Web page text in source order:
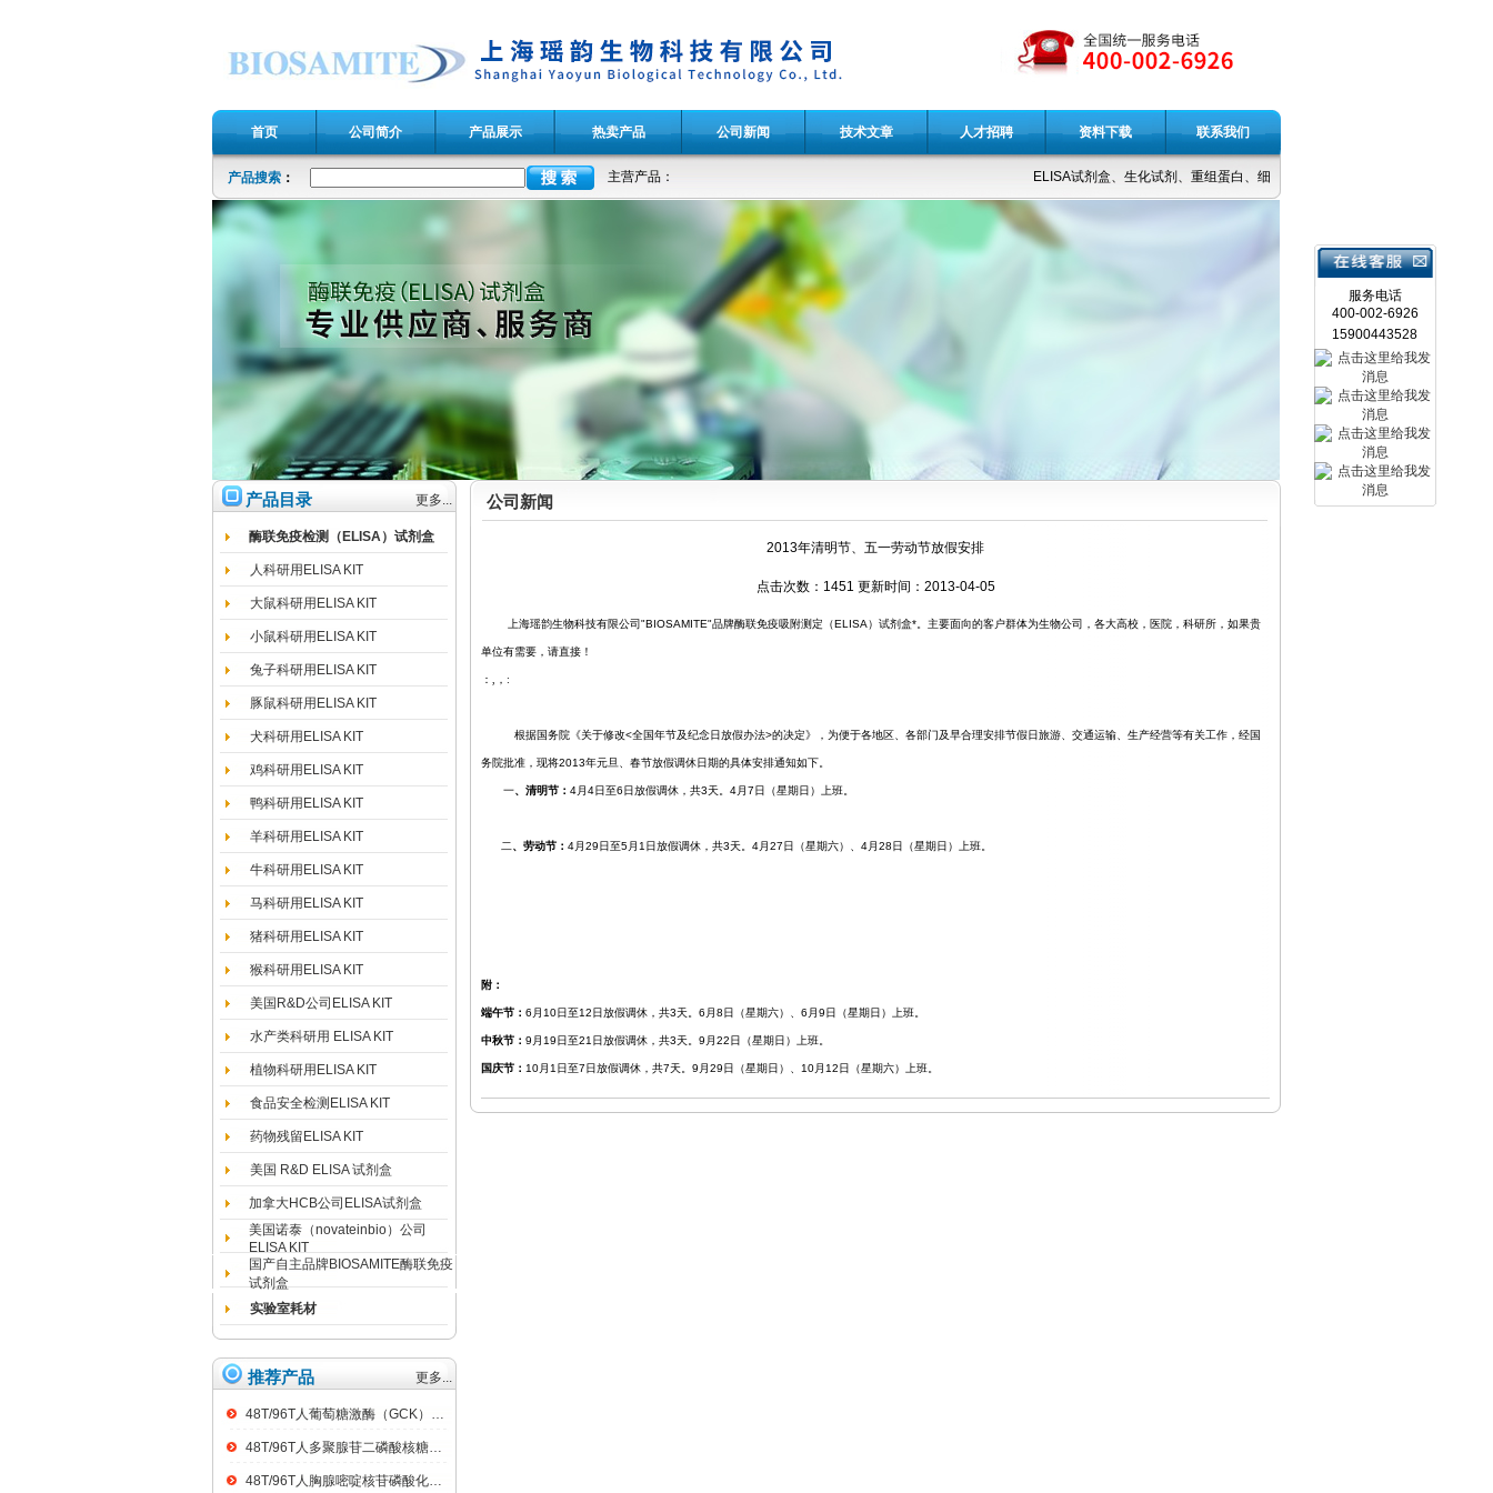
首页 公司简介 产品展示 热卖产品 公司新闻 技术文章 人才招聘 资料下载 联系我们
产品搜索 ： 主营产品： ELISA试剂盒、生化试剂、重组蛋白、细胞因子、抗体、中药对照品。
服务电话
400-002-6926
15900443528
产品目录 更多...
酶联免疫检测（ELISA）试剂盒
人科研用ELISA KIT
大鼠科研用ELISA KIT
小鼠科研用ELISA KIT
兔子科研用ELISA KIT
豚鼠科研用ELISA KIT
犬科研用ELISA KIT
鸡科研用ELISA KIT
鸭科研用ELISA KIT
羊科研用ELISA KIT
牛科研用ELISA KIT
马科研用ELISA KIT
猪科研用ELISA KIT
猴科研用ELISA KIT
美国R&D公司ELISA KIT
水产类科研用 ELISA KIT
植物科研用ELISA KIT
食品安全检测ELISA KIT
药物残留ELISA KIT
美国 R&D ELISA 试剂盒
加拿大HCB公司ELISA试剂盒
美国诺泰（novateinbio）公司
ELISA KIT
国产自主品牌BIOSAMITE酶联免疫
试剂盒
实验室耗材
推荐产品 更多...
48T/96T人葡萄糖激酶（GCK）ELISA kit
48T/96T人多聚腺苷二磷酸核糖聚合酶（PARP）ELISA kit
48T/96T人胸腺嘧啶核苷磷酸化酶（TP）ELISA kit
公司新闻
2013年清明节、五一劳动节放假安排
点击次数：1451 更新时间：2013-04-05
上海瑶韵生物科技有限公司"BIOSAMITE"品牌酶联免疫吸附测定（ELISA）试剂盒*。主要面向的客户群体为生物公司，各大高校，医院，科研所，如果贵
单位有需要，请直接！
： ， :
根据国务院《关于修改<全国年节及纪念日放假办法>的决定》，为便于各地区、各部门及早合理安排节假日旅游、交通运输、生产经营等有关工作，经国
务院批准，现将2013年元旦、春节放假调休日期的具体安排通知如下。
一、清明节： 4月4日至6日放假调休，共3天。4月7日（星期日）上班。
二、劳动节： 4月29日至5月1日放假调休，共3天。4月27日（星期六）、4月28日（星期日）上班。
附：
端午节： 6月10日至12日放假调休，共3天。6月8日（星期六）、6月9日（星期日）上班。
中秋节： 9月19日至21日放假调休，共3天。9月22日（星期日）上班。
国庆节： 10月1日至7日放假调休，共7天。9月29日（星期日）、10月12日（星期六）上班。